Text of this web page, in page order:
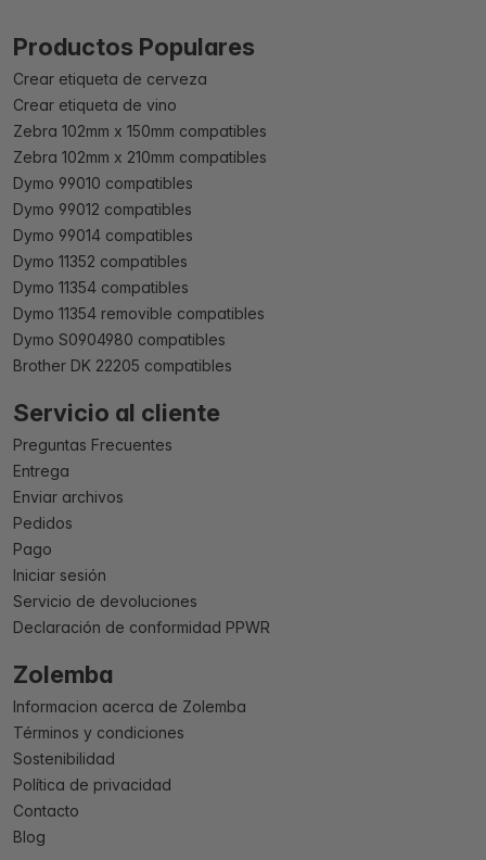
Productos Populares
Crear etiqueta de cerveza
Crear etiqueta de vino
Zebra 102mm x 150mm compatibles
Zebra 102mm x 210mm compatibles
Dymo 99010 compatibles
Dymo 99012 compatibles
Dymo 99014 compatibles
Dymo 11352 compatibles
Dymo 11354 compatibles
Dymo 11354 removible compatibles
Dymo S0904980 compatibles
Brother DK 22205 compatibles
Servicio al cliente
Preguntas Frecuentes
Entrega
Enviar archivos
Pedidos
Pago
Iniciar sesión
Servicio de devoluciones
Declaración de conformidad PPWR
Zolemba
Informacion acerca de Zolemba
Términos y condiciones
Sostenibilidad
Política de privacidad
Contacto
Blog